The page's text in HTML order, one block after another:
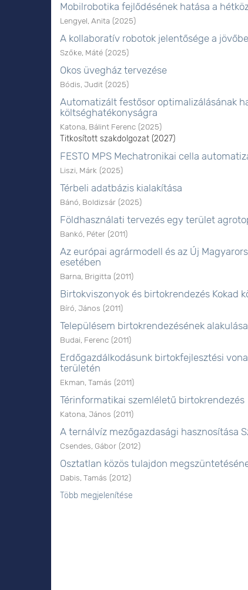
Mobilrobotika fejlődésének hatása a
Lengyel, Anita (2025)
A kollaboratív robotok jelentősége a
Szőke, Máté (2025)
Okos üvegház tervezése
Bódis, Judit (2025)
Automatizált festősor optimalizálásának
költséghatékonyságra
Katona, Bálint Ferenc (2025)
Titkosított szakdolgozat (2027)
FESTO MPS Mechatronikai cella
Liszi, Márk (2025)
Térbeli adatbázis kialakítása
Bánó, Boldizsár (2025)
Földhasználati tervezés egy terület
Bankó, Péter (2011)
Az európai agrármodell és az Új
esetében
Barna, Brigitta (2011)
Birtokviszonyok és birtokrendezés Kokad
Bíró, János (2011)
Településem birtokrendezésének
Budai, Ferenc (2011)
Erdőgazdálkodásunk birtokfejlesztési
területén
Ekman, Tamás (2011)
Térinformatikai szemléletű birtokrendezés
Katona, János (2011)
A ternálvíz mezőgazdasági hasznosítása
Csendes, Gábor (2012)
Osztatlan közös tulajdon
Dabis, Tamás (2012)
Több megjelenítése